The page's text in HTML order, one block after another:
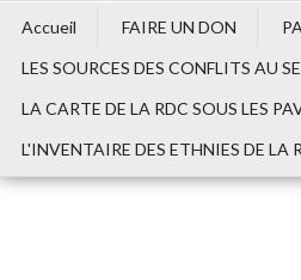
Accueil FAIRE UN DON
LES SOURCES DES CONFLITS AU
LA CARTE DE LA RDC SOUS LES
L'INVENTAIRE DES ETHNIES DE LA